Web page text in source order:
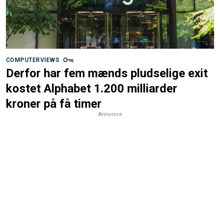
COMPUTERVIEWS
Derfor har fem mænds pludselige exit
kostet Alphabet 1.200 milliarder
kroner på få timer
Annonce